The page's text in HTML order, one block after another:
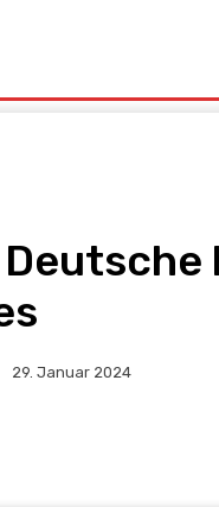
29. Januar 2024